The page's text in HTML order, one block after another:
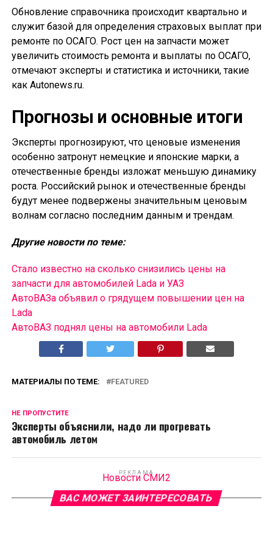
Обновление справочника происходит квартально и
служит базой для определения страховых выплат при
ремонте по ОСАГО. Рост цен на запчасти может
увеличить стоимость ремонта и выплаты по ОСАГО,
отмечают эксперты и статистика и источники, такие
как Autonews.ru.
Прогнозы и основные итоги
Эксперты прогнозируют, что ценовые изменения
особенно затронут немецкие и японские марки, а
отечественные бренды изложат меньшую динамику
роста. Российский рынок и отечественные бренды
будут менее подвержены значительным ценовым
волнам согласно последним данным и трендам.
Другие новости по теме:
Стало известно на сколько снизились цены на
запчасти для автомобилей Lada и УАЗ
АвтоВАЗа объявил о грядущем повышении цен на
Lada
АвтоВАЗ поднял цены на автомобили Lada
МАТЕРИАЛЫ ПО ТЕМЕ: FEATURED
НЕ ПРОПУСТИТЕ
Эксперты объяснили, надо ли прогревать
автомобиль летом
РЕКЛАМА
Новости СМИ2
ВАС МОЖЕТ ЗАИНТЕРЕСОВАТЬ